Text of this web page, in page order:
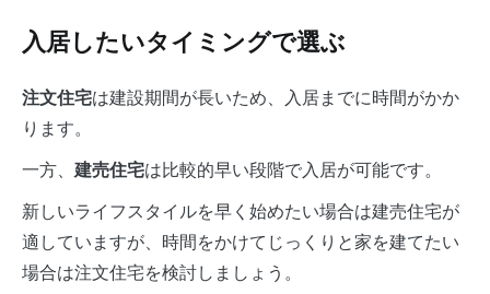
入居したいタイミングで選ぶ
注文住宅は建設期間が長いため、入居までに時間がかか
ります。
一方、 建売住宅は比較的早い段階で入居が可能です。
新しいライフスタイルを早く始めたい場合は建売住宅が
適していますが、時間をかけてじっくりと家を建てたい
場合は注文住宅を検討しましょう。